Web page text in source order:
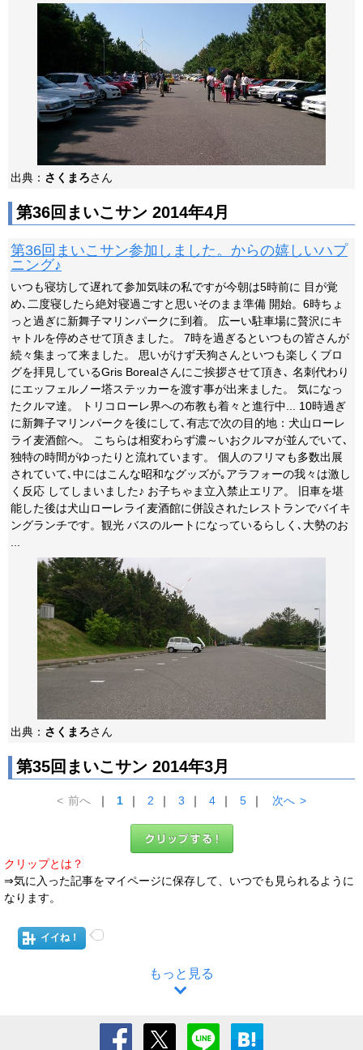
出典： さくまろさん
第36回まいこサン 2014年4月
第36回まいこサン参加しました。からの嬉しいハプ
ニング♪
いつも寝坊して遅れて参加気味の私ですが今朝は5時前に 目が覚
め､二度寝したら絶対寝過ごすと思いそのまま準備 開始。6時ちょ
っと過ぎに新舞子マリンパークに到着。 広ーい駐車場に贅沢にキ
ャトルを停めさせて頂きました。 7時を過ぎるといつもの皆さんが
続々集まって来ました。 思いがけず天狗さんといつも楽しくブロ
グを拝見しているGris Borealさんにご挨拶させて頂き､ 名刺代わり
にエッフェルノー塔ステッカーを渡す事が出来ました。 気になっ
たクルマ達。 トリコローレ界への布教も着々と進行中... 10時過ぎ
に新舞子マリンパークを後にして､有志で次の目的地：犬山ローレ
ライ麦酒館へ。 こちらは相変わらず濃～いおクルマが並んでいて､
独特の時間がゆったりと流れています。 個人のフリマも多数出展
されていて､中にはこんな昭和なグッズが｡アラフォーの我々は激し
く反応 してしまいました♪ お子ちゃま立入禁止エリア。 旧車を堪
能した後は犬山ローレライ麦酒館に併設されたレストランでバイキ
ングランチです。観光 バスのルートになっているらしく､大勢のお
出典： さくまろさん
第35回まいこサン 2014年3月
< 前へ ｜ 1 ｜ 2 ｜ 3 ｜ 4 ｜ 5 ｜ 次へ >
クリップとは？
⇒気に入った記事をマイページに保存して、いつでも見られるように
なります。
イイね！
もっと見る